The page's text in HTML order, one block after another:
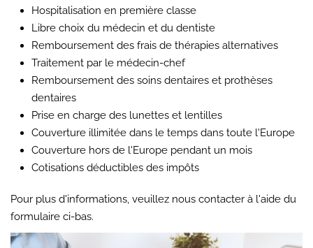
Hospitalisation en première classe
Libre choix du médecin et du dentiste
Remboursement des frais de thérapies alternatives
Traitement par le médecin-chef
Remboursement des soins dentaires et prothèses
dentaires
Prise en charge des lunettes et lentilles
Couverture illimitée dans le temps dans toute l'Europe
Couverture hors de l'Europe pendant un mois
Cotisations déductibles des impôts
Pour plus d'informations, veuillez nous contacter à l'aide du
formulaire ci-bas.